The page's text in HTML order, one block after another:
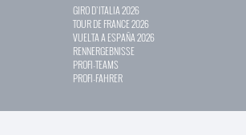
GIRO D`ITALIA 2026
TOUR DE FRANCE 2026
VUELTA A ESPAÑA 2026
RENNERGEBNISSE
PROFI-TEAMS
PROFI-FAHRER